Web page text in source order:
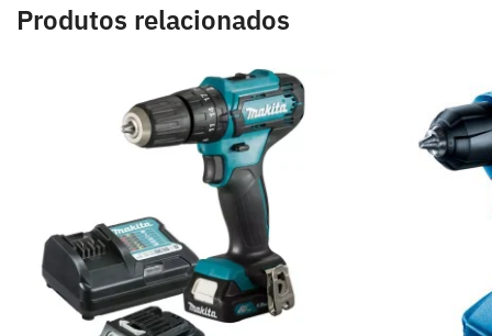
Produtos relacionados